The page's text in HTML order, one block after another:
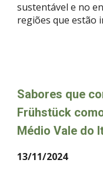
sustentável e no
regiões que estão
Sabores que
Frühstück
Médio Vale do
13/11/2024